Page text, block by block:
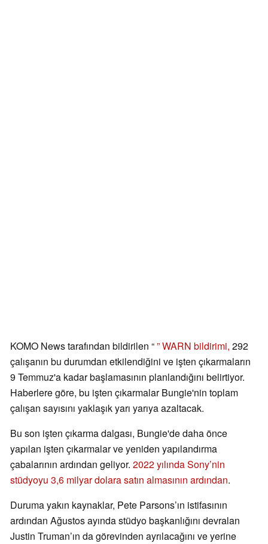
KOMO News tarafından bildirilen “” WARN bildirimi, 292
çalışanın bu durumdan etkilendiğini ve işten çıkarmaların
9 Temmuz'a kadar başlamasının planlandığını belirtiyor.
Haberlere göre, bu işten çıkarmalar Bungie'nin toplam
çalışan sayısını yaklaşık yarı yarıya azaltacak.
Bu son işten çıkarma dalgası, Bungie'de daha önce
yapılan işten çıkarmalar ve yeniden yapılandırma
çabalarının ardından geliyor. 2022 yılında Sony’nin
stüdyoyu 3,6 milyar dolara satın almasının ardından.
Duruma yakın kaynaklar, Pete Parsons’ın istifasının
ardından Ağustos ayında stüdyo başkanlığını devralan
Justin Truman’ın da görevinden ayrılacağını ve yerine